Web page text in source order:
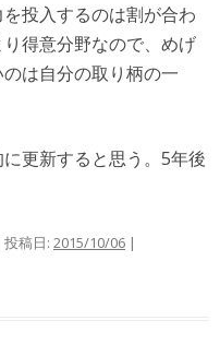
投入するのは割が合わ
得意分野なので、めげ
は自分の取り柄の一
更新すると思う。5年後
投稿日: 2015/10/06 |